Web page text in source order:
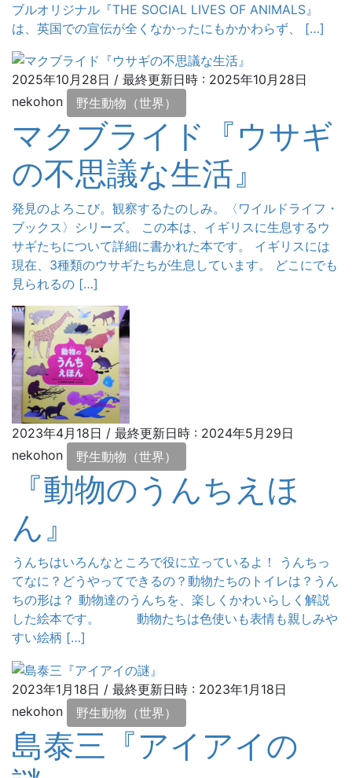
ブルオリジナル『THE SOCIAL LIVES OF ANIMALS』
は、英国での宣伝が全くなかったにもかかわらず、 […]
2025年10月28日 / 最終更新日時 : 2025年10月28日
nekohon
野生動物（世界）
マクブライド『ウサギ
の不思議な生活』
発見のよろこび。観察するたのしみ。〈ワイルドライフ・
ブックス〉シリーズ。 この本は、イギリスに生息するウ
サギたちについて詳細に書かれた本です。 イギリスには
現在、3種類のウサギたちが生息しています。 どこにでも
見られるの […]
2023年4月18日 / 最終更新日時 : 2024年5月29日
nekohon
野生動物（世界）
『動物のうんちえほ
ん』
うんちはいろんなところで役に立っているよ！ うんちっ
てなに？どうやってできるの？動物たちのトイレは？うん
ちの形は？ 動物達のうんちを、楽しくかわいらしく解説
した絵本です。 動物たちは色使いも表情も親しみや
すい絵柄 […]
2023年1月18日 / 最終更新日時 : 2023年1月18日
nekohon
野生動物（世界）
島泰三『アイアイの